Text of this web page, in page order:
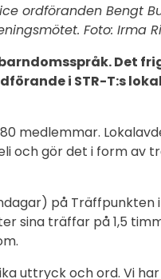
ordföranden Bengt
Foto: Irma
Det
i STR-T:s
medlemmar.
och gör det i form av
på Träffpunkten
sina träffar på 1,5
uttryck och ord. Vi